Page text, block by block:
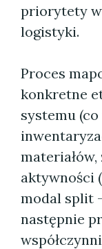
priorytety
logistyki.
Proces
konkretne
systemu
aktywności
modal split
następnie